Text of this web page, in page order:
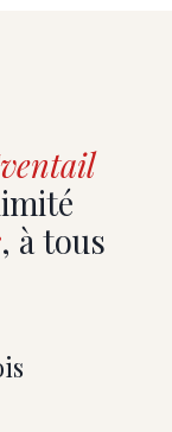
, à tous